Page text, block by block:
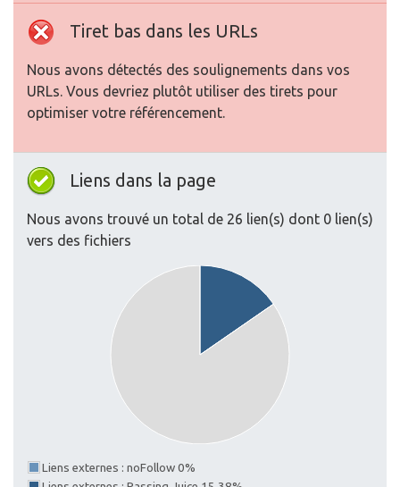
Tiret bas dans les URLs
Nous avons détectés des soulignements dans vos
URLs. Vous devriez plutôt utiliser des tirets pour
optimiser votre référencement.
Liens dans la page
Nous avons trouvé un total de 26 lien(s) dont 0 lien(s)
vers des fichiers
Liens externes : noFollow 0%